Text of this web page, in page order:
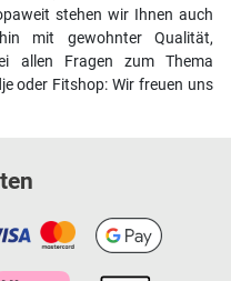
stehen wir Ihnen auch
mit gewohnter Qualität,
allen Fragen zum Thema
oder Fitshop: Wir freuen uns